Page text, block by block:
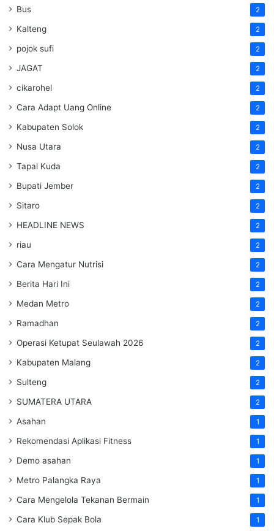
Bus 2
Kalteng 2
pojok sufi 2
JAGAT 2
cikarohel 2
Cara Adapt Uang Online 2
Kabupaten Solok 2
Nusa Utara 2
Tapal Kuda 2
Bupati Jember 2
Sitaro 2
HEADLINE NEWS 2
riau 2
Cara Mengatur Nutrisi 2
Berita Hari Ini 2
Medan Metro 2
Ramadhan 2
Operasi Ketupat Seulawah 2026 2
Kabupaten Malang 2
Sulteng 2
SUMATERA UTARA 2
Asahan 1
Rekomendasi Aplikasi Fitness 1
Demo asahan 1
Metro Palangka Raya 1
Cara Mengelola Tekanan Bermain 1
Cara Klub Sepak Bola 1